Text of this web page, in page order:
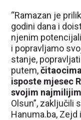
“Ramazan je
godini dana i
njenim
i popravljamo
stanje,
putem,
isposte mjesec
svojim
Olsun”, zaključili
Hanuma.ba, Zejd